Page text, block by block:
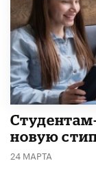
новую
24 МАРТА